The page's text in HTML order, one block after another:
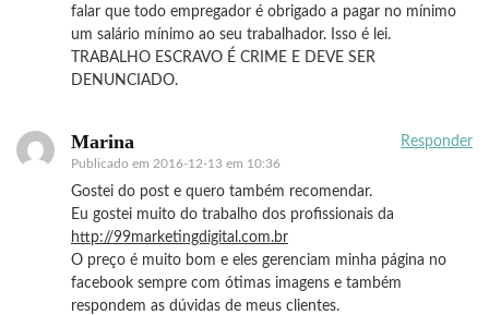
falar que todo empregador é obrigado a pagar no mínimo
um salário mínimo ao seu trabalhador. Isso é lei.
TRABALHO ESCRAVO É CRIME E DEVE SER
DENUNCIADO.
Marina
Publicado em 2016-12-13 em 10:36
Responder
Gostei do post e quero também recomendar.
Eu gostei muito do trabalho dos profissionais da
http://99marketingdigital.com.br
O preço é muito bom e eles gerenciam minha página no
facebook sempre com ótimas imagens e também
respondem as dúvidas de meus clientes.